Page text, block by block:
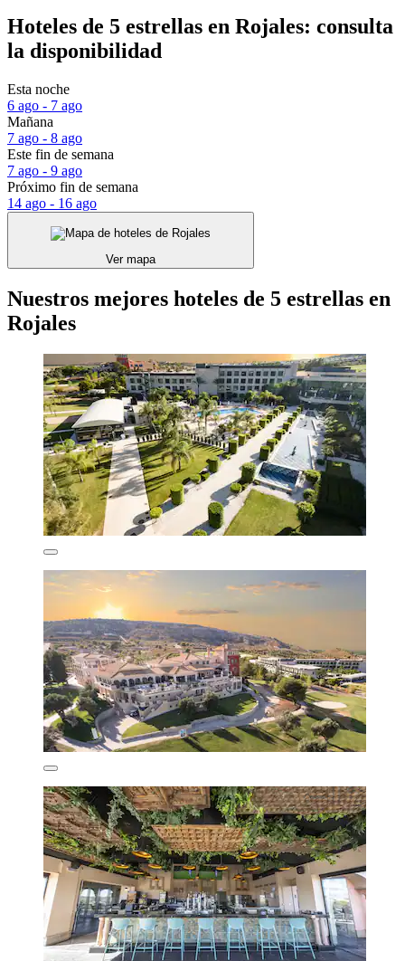
Hoteles de 5 estrellas en Rojales: consulta
la disponibilidad
Esta noche
6 ago - 7 ago
Mañana
7 ago - 8 ago
Este fin de semana
7 ago - 9 ago
Próximo fin de semana
14 ago - 16 ago
Ver mapa
Nuestros mejores hoteles de 5 estrellas en
Rojales